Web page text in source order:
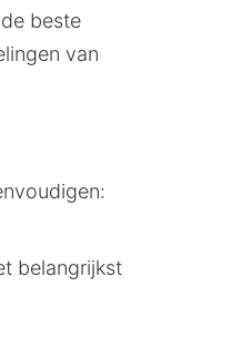
beste
van
belangrijkst